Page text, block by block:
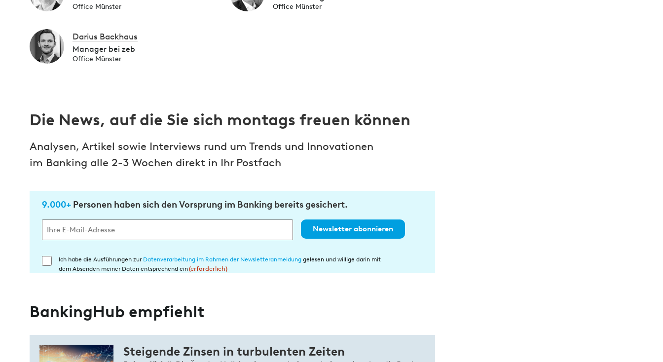
Office Münster Office Münster
Darius Backhaus
Manager bei zeb
Office Münster
Die News, auf die Sie sich montags freuen können
Analysen, Artikel sowie Interviews rund um Trends und Innovationen
im Banking alle 2-3 Wochen direkt in Ihr Postfach
9.000+ Personen haben sich den Vorsprung im Banking bereits gesichert.
Newsletter abonnieren
Einwilligung
in
(erforderlich)
Ich habe die Ausführungen zur Datenverarbeitung im Rahmen der Newsletteranmeldung gelesen und willige darin mit
dem Absenden meiner Daten entsprechend ein(erforderlich)
BankingHub empfiehlt
Steigende Zinsen in turbulenten Zeiten